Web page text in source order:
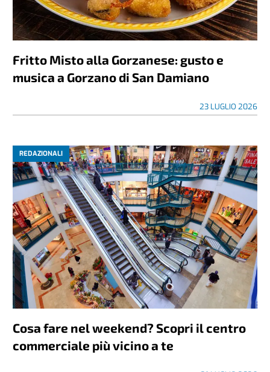
Fritto Misto alla Gorzanese: gusto e
musica a Gorzano di San Damiano
23 LUGLIO 2026
REDAZIONALI
Cosa fare nel weekend? Scopri il centro
commerciale più vicino a te